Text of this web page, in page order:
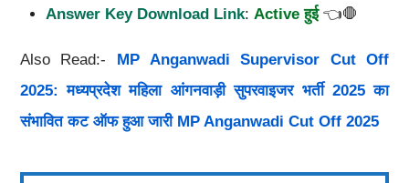
Answer Key Download Link: Active हुई 👈🛑
Also Read:- MP Anganwadi Supervisor Cut Off
2025: मध्यप्रदेश महिला आंगनवाड़ी सुपरवाइजर भर्ती 2025 का
संभावित कट ऑफ हुआ जारी MP Anganwadi Cut Off 2025